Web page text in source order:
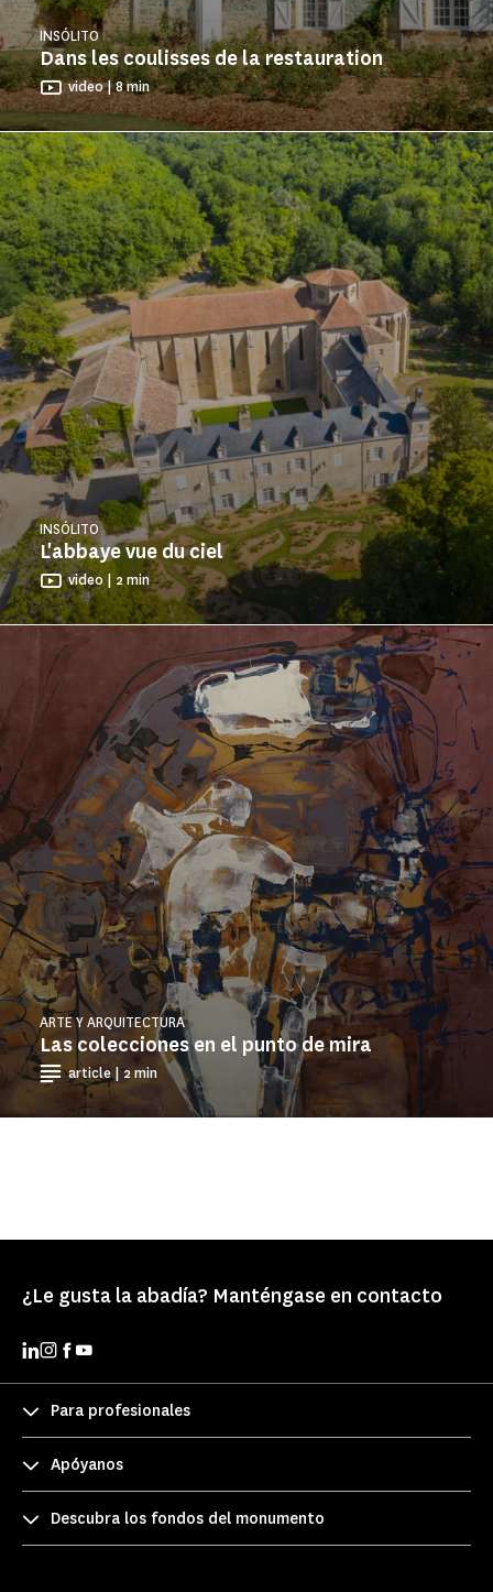
Dans les coulisses de la restauration
INSÓLITO
video | 8 min
L'abbaye vue du ciel
INSÓLITO
video | 2 min
Las colecciones en el punto de mira
ARTE Y ARQUITECTURA
article | 2 min
¿Le gusta la abadía? Manténgase en contacto
Para profesionales
Apóyanos
Descubra los fondos del monumento